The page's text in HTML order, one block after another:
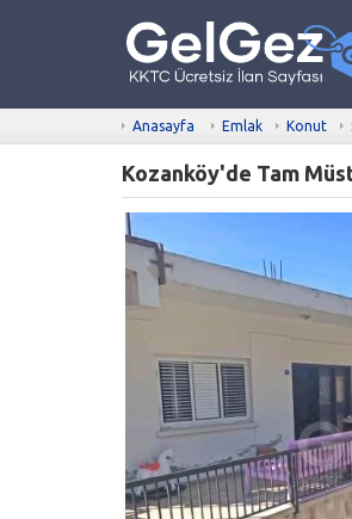
Anasayfa Emlak Konut
Kozanköy'de Tam